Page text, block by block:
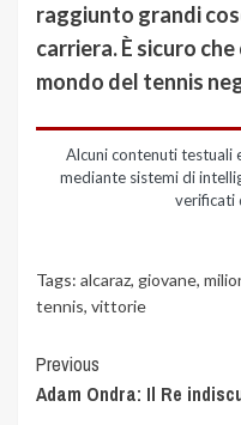
raggiunto grandi
carriera. È sicuro
mondo del tennis
Alcuni contenuti testuali
mediante sistemi di
verificati
Tags: alcaraz, giovane,
tennis, vittorie
Previous
Adam Ondra: Il Re